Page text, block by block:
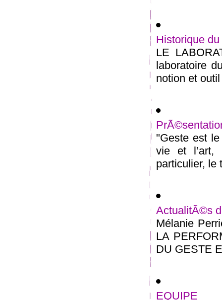
Historique
LE
laboratoire
notion et
"Geste est
vie et l’art,
particulier, le
ActualitÃ©s
Mélanie
LA
DU GESTE
EQUIPE